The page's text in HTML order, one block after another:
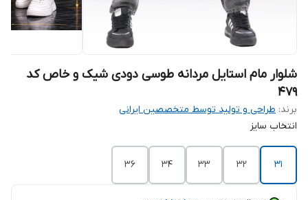
شلوار مام استایل مردانه طوسی دودی شیک و خاص کد
479
برند: طراحی و تولید توسط متخصصین ایرانی
انتخاب سایز
31
32
33
34
36